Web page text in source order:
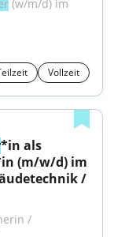
(w/m/d) im
Vollzeit
*in als
(m/w/d) im
/
/